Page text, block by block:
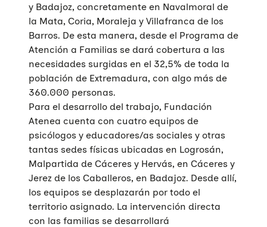
y Badajoz, concretamente en Navalmoral de
la Mata, Coria, Moraleja y Villafranca de los
Barros. De esta manera, desde el Programa de
Atención a Familias se dará cobertura a las
necesidades surgidas en el 32,5% de toda la
población de Extremadura, con algo más de
360.000 personas.
Para el desarrollo del trabajo, Fundación
Atenea cuenta con cuatro equipos de
psicólogos y educadores/as sociales y otras
tantas sedes físicas ubicadas en Logrosán,
Malpartida de Cáceres y Hervás, en Cáceres y
Jerez de los Caballeros, en Badajoz. Desde allí,
los equipos se desplazarán por todo el
territorio asignado. La intervención directa
con las familias se desarrollará